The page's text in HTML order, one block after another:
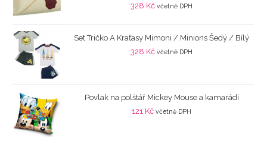
328 Kč včetně DPH
Set Tričko A Kraťasy Mimoni / Minions Šedý / Bílý
328 Kč včetně DPH
Povlak na polštář Mickey Mouse a kamarádi
121 Kč včetně DPH